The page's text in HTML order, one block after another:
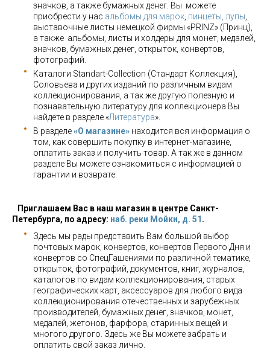
значков, а также бумажных денег. Вы можете
приобрести у нас альбомы для марок пинцеты, лупы
выставочные листы немецкой фирмы «PRINZ» (Принц),
а также альбомы, листы и холдеры для монет, медалей,
значков, бумажных денег, открыток, конвертов,
фотографий.
Каталоги Standart-Collection (Стандарт Коллекция),
Соловьева и других изданий по различным видам
коллекционирования, а так же другую полезную и
познавательную литературу для коллекционера Вы
найдете в разделе «Литература».
В разделе«О магазине» находится вся информация о
том, как совершить покупку в интернет-магазине,
оплатить заказ и получить товар. А так же в данном
разделе Вы можете ознакомиться с информацией о
гарантии и возврате.
Приглашаем Вас в наш магазин в центре Санкт-
Петербурга, по адресу: наб. реки Мойки, д. 51 .
Здесь мы рады представить Вам большой выбор
почтовых марок, конвертов, конвертов Первого Дня и
конвертов со СпецГашениями по различной тематике,
открыток, фотографий, документов, книг, журналов,
каталогов по видам коллекционирования, старых
географических карт, аксессуаров для любого вида
коллекционирования отечественных и зарубежных
производителей, бумажных денег, значков, монет,
медалей, жетонов, фарфора, старинных вещей и
многого другого. Здесь же Вы можете забрать и
оплатить свой заказ лично.